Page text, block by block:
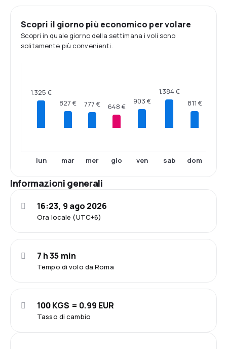
Scopri il giorno più economico per volare
Scopri in quale giorno della settimana i voli sono
solitamente più convenienti.
1.325 €
lun
827 €
mar
777 €
mer
648 €
gio
903 €
ven
1.384 €
sab
811 €
dom
Informazioni generali
Ora locale (UTC+6)
16:23, 9 ago 2026
Tempo di volo da Roma
7 h 35 min
Tasso di cambio
100 KGS = 0.99 EUR